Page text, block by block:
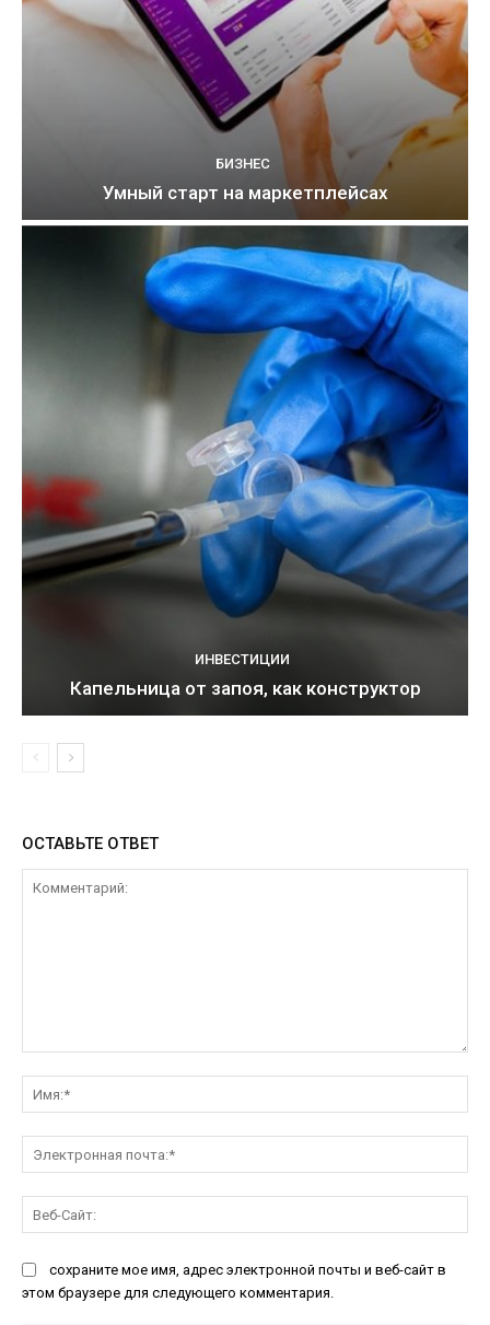
БИЗНЕС
Умный старт на маркетплейсах
ИНВЕСТИЦИИ
Капельница от запоя, как конструктор
ОСТАВЬТЕ ОТВЕТ
сохраните мое имя, адрес электронной почты и веб-сайт в
этом браузере для следующего комментария.